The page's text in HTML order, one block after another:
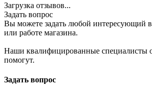
Загрузка отзывов...
Задать вопрос
Вы можете задать любой интересующий
или работе магазина.
Наши квалифицированные специалисты
помогут.
Задать вопрос